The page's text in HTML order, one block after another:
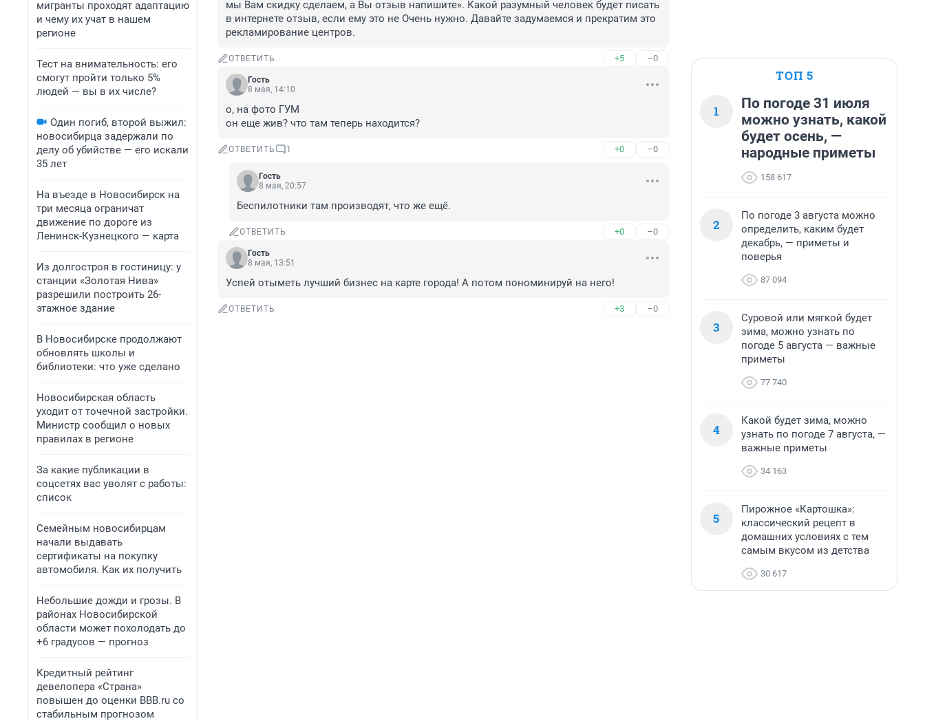
мигранты проходят адаптацию
и чему их учат в нашем
регионе
Тест на внимательность: его
смогут пройти только 5%
людей — вы в их числе?
Один погиб, второй выжил:
новосибирца задержали по
делу об убийстве — его искали
35 лет
На въезде в Новосибирск на
три месяца ограничат
движение по дороге из
Ленинск-Кузнецкого — карта
Из долгостроя в гостиницу: у
станции «Золотая Нива»
разрешили построить 26-
этажное здание
В Новосибирске продолжают
обновлять школы и
библиотеки: что уже сделано
Новосибирская область
уходит от точечной застройки.
Министр сообщил о новых
правилах в регионе
За какие публикации в
соцсетях вас уволят с работы:
список
Семейным новосибирцам
начали выдавать
сертификаты на покупку
автомобиля. Как их получить
Небольшие дожди и грозы. В
районах Новосибирской
области может похолодать до
+6 градусов — прогноз
Кредитный рейтинг
девелопера «Страна»
повышен до оценки BBB.ru со
стабильным прогнозом
мы Вам скидку сделаем, а Вы отзыв напишите». Какой разумный человек будет писать
в интернете отзыв, если ему это не Очень нужно. Давайте задумаемся и прекратим это
рекламирование центров.
ОТВЕТИТЬ +5 –0
Гость
8 мая, 14:10
о, на фото ГУМ
он еще жив? что там теперь находится?
ОТВЕТИТЬ 1 +0 –0
Гость
8 мая, 20:57
Беспилотники там производят, что же ещё.
ОТВЕТИТЬ +0 –0
Гость
8 мая, 13:51
Успей отыметь лучший бизнес на карте города! А потом пономинируй на него!
ОТВЕТИТЬ +3 –0
ТОП 5
1
По погоде 31 июля
можно узнать, какой
будет осень, —
народные приметы
158 617
2
По погоде 3 августа можно
определить, каким будет
декабрь, — приметы и
поверья
87 094
3
Суровой или мягкой будет
зима, можно узнать по
погоде 5 августа — важные
приметы
77 740
4
Какой будет зима, можно
узнать по погоде 7 августа, —
важные приметы
34 163
5
Пирожное «Картошка»:
классический рецепт в
домашних условиях с тем
самым вкусом из детства
30 617